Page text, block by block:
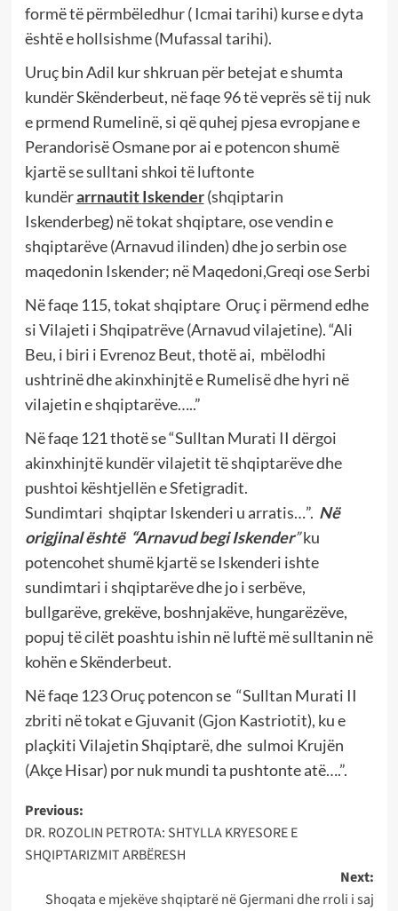
formë të përmbëledhur ( Icmai tarihi) kurse e dyta
është e hollsishme (Mufassal tarihi).
Uruç bin Adil kur shkruan për betejat e shumta
kundër Skënderbeut, në faqe 96 të veprës së tij nuk
e prmend Rumelinë, si që quhej pjesa evropjane e
Perandorisë Osmane por ai e potencon shumë
kjartë se sulltani shkoi të luftonte
kundërarrnautit Iskender (shqiptarin
Iskenderbeg) në tokat shqiptare, ose vendin e
shqiptarëve (Arnavud ilinden) dhe joserbin ose
maqedonin Iskender; në Maqedoni,Greqiose Serbi
Në faqe 115, tokat shqiptare Oruç i përmend edhe
si Vilajeti i Shqipatrëve (Arnavud vilajetine). “Ali
Beu, i biri i Evrenoz Beut, thotë ai, mbëlodhi
ushtrinë dhe akinxhinjtë e Rumelisë dhe hyri në
vilajetin e shqiptarëve…..”
Në faqe 121 thotë se “Sulltan Murati II dërgoi
akinxhinjtë kundër vilajetit të shqiptarëve dhe
pushtoi kështjellën e Sfetigradit.
Sundimtari shqiptar Iskenderi u arratis…”. Në
origjinal është “Arnavud begi Iskender”ku
potencohet shumë kjartë se Iskenderi ishte
sundimtari i shqiptarëve dhe jo i serbëve,
bullgarëve, grekëve, boshnjakëve, hungarëzëve,
popuj të cilët poashtu ishin në luftë më sulltanin në
kohën e Skënderbeut.
Në faqe 123 Oruç potencon se “Sulltan Murati II
zbriti në tokat e Gjuvanit (Gjon Kastriotit), ku e
plaçkiti Vilajetin Shqiptarë, dhe sulmoi Krujën
(Akçe Hisar) por nuk mundi ta pushtonte atë….”.
Post
navigation
Previous:
DR. ROZOLIN PETROTA: SHTYLLA KRYESORE E
SHQIPTARIZMIT ARBËRESH
Next:
Shoqata e mjekëve shqiptarë në Gjermani dhe rroli i saj